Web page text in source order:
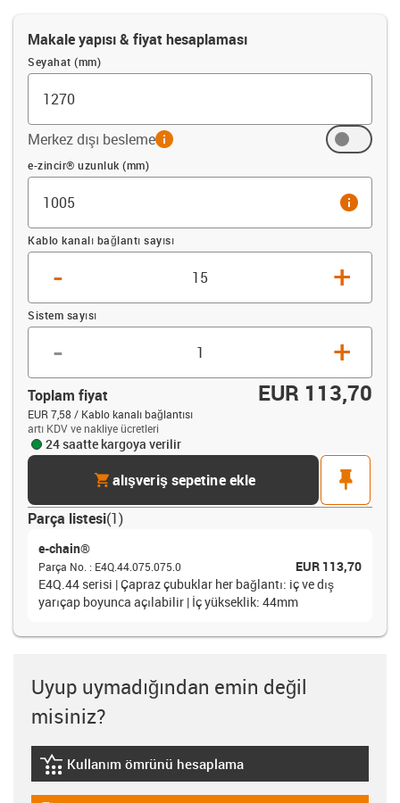
Makale yapısı & fiyat hesaplaması
Seyahat (mm)
Merkez dışı beslemeinfo
Ofset (mm)
e-zincir® uzunluk (mm)
info
Kablo kanalı bağlantı sayısı
- +
Sistem sayısı
- +
Toplam fiyat EUR 113,70
EUR 7,58 / Kablo kanalı bağlantısı
artı KDV ve nakliye ücretleri
24 saatte kargoya verilir
cartalışveriş sepetine ekle
pin
Parça listesi(1)
e-chain®
Parça No. : E4Q.44.075.075.0
EUR 113,70
E4Q.44 serisi | Çapraz çubuklar her bağlantı: iç ve dış
yarıçap boyunca açılabilir | İç yükseklik: 44mm
Uyup uymadığından emin değil
misiniz?
igus-icon-lebensdauerrechner
Kullanım ömrünü hesaplama